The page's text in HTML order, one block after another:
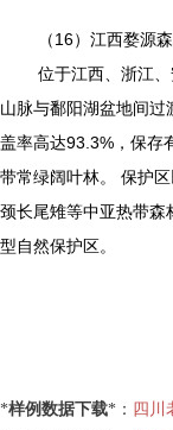
（16）江西婺源
位于江西、浙江
山脉与鄱阳湖盆地间
盖率高达93.3%，保存
带常绿阔叶林。 保护
颈长尾雉等中亚热带森
型自然保护区。
*样例数据下载*： 四川